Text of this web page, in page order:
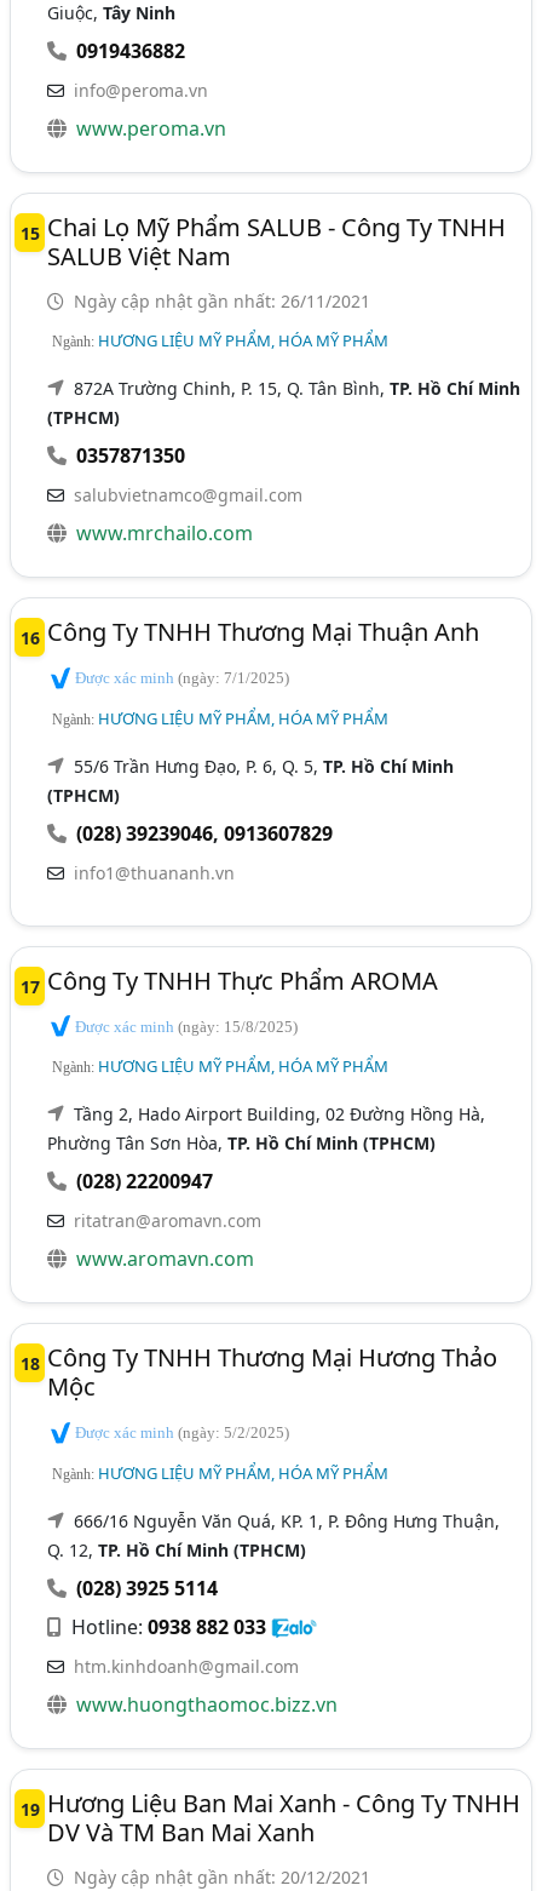
Giuộc,Tây Ninh
0919436882
info@peroma.vn
www.peroma.vn
15 Chai Lọ Mỹ Phẩm SALUB - Công Ty TNHH
SALUB Việt Nam
Ngày cập nhật gần nhất: 26/11/2021
Ngành: HƯƠNG LIỆU MỸ PHẨM, HÓA MỸ PHẨM
872A Trường Chinh, P. 15, Q. Tân Bình,TP. Hồ Chí Minh
(TPHCM)
0357871350
salubvietnamco@gmail.com
www.mrchailo.com
16 Công Ty TNHH Thương Mại Thuận Anh
Được xác minh(ngày: 7/1/2025)
Ngành: HƯƠNG LIỆU MỸ PHẨM, HÓA MỸ PHẨM
55/6 Trần Hưng Đạo, P. 6, Q. 5,TP. Hồ Chí Minh
(TPHCM)
(028) 39239046,0913607829
info1@thuananh.vn
17 Công Ty TNHH Thực Phẩm AROMA
Được xác minh(ngày: 15/8/2025)
Ngành: HƯƠNG LIỆU MỸ PHẨM, HÓA MỸ PHẨM
Tầng 2, Hado Airport Building, 02 Đường Hồng Hà,
Phường Tân Sơn Hòa,TP. Hồ Chí Minh (TPHCM)
(028) 22200947
ritatran@aromavn.com
www.aromavn.com
18 Công Ty TNHH Thương Mại Hương Thảo
Mộc
Được xác minh(ngày: 5/2/2025)
Ngành: HƯƠNG LIỆU MỸ PHẨM, HÓA MỸ PHẨM
666/16 Nguyễn Văn Quá, KP. 1, P. Đông Hưng Thuận,
Q. 12,TP. Hồ Chí Minh (TPHCM)
(028) 3925 5114
Hotline:0938 882 033
htm.kinhdoanh@gmail.com
www.huongthaomoc.bizz.vn
19 Hương Liệu Ban Mai Xanh - Công Ty TNHH
DV Và TM Ban Mai Xanh
Ngày cập nhật gần nhất: 20/12/2021